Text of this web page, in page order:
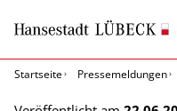
Startseite
Pressemeldungen